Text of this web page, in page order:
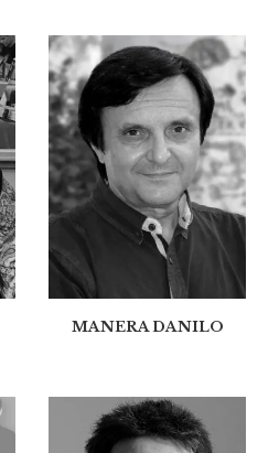
MANERA DANILO